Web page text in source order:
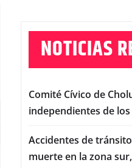
NOTICIAS
Comité Cívico de
independientes de
Accidentes de
muerte en la zona